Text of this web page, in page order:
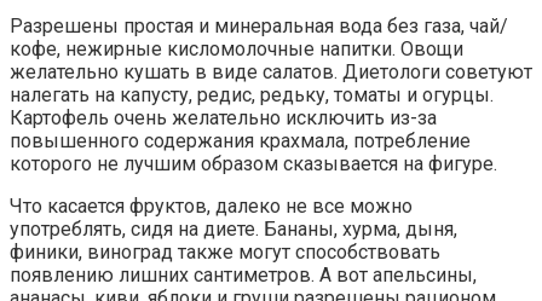
Разрешены простая и минеральная вода без газа, чай/
кофе, нежирные кисломолочные напитки. Овощи
желательно кушать в виде салатов. Диетологи советуют
налегать на капусту, редис, редьку, томаты и огурцы.
Картофель очень желательно исключить из-за
повышенного содержания крахмала, потребление
которого не лучшим образом сказывается на фигуре.
Что касается фруктов, далеко не все можно
употреблять, сидя на диете. Бананы, хурма, дыня,
финики, виноград также могут способствовать
появлению лишних сантиметров. А вот апельсины,